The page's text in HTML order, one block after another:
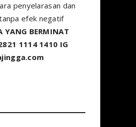
penyelarasan dan
efek negatif
YANG BERMINAT
1114 1410 IG